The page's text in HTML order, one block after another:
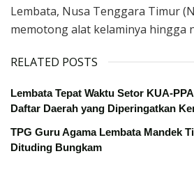
Lembata, Nusa Tenggara Timur
memotong alat kelaminya hingga
RELATED POSTS
Lembata Tepat Waktu Setor KUA-
Daftar Daerah yang Diperingatkan
TPG Guru Agama Lembata Mandek
Dituding Bungkam